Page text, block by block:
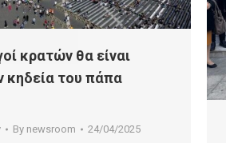
κρατών θα είναι
κηδεία του πάπα
By newsroom 24/04/2025